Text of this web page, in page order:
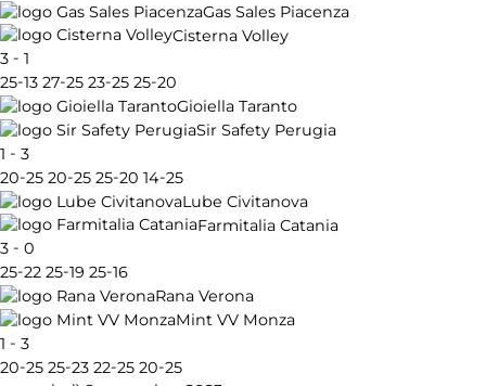
Gas Sales Piacenza
Cisterna Volley
3 - 1
25-13 27-25 23-25 25-20
Gioiella Taranto
Sir Safety Perugia
1 - 3
20-25 20-25 25-20 14-25
Lube Civitanova
Farmitalia Catania
3 - 0
25-22 25-19 25-16
Rana Verona
Mint VV Monza
1 - 3
20-25 25-23 22-25 20-25